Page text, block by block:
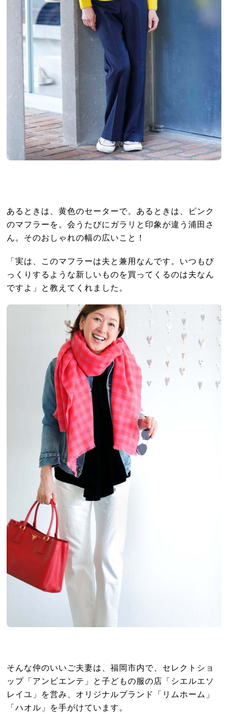
あるときは、黄色のセーターで。あるときは、ピンク
のマフラーを。会うたびにガラリと印象が違う浦田さ
ん。そのおしゃれの幅の広いこと！
「実は、このマフラーは夫と兼用なんです。いつもび
っくりするような新しいものを買ってくるのは夫なん
ですよ」と教えてくれました。
そんな仲のいいご夫妻は、福岡市内で、セレクトショ
ップ「アンビエンテ」と子どもの服の店「シエルエソ
レイユ」を営み、オリジナルブランド「リムホーム」
「ハオル」を手がけています。